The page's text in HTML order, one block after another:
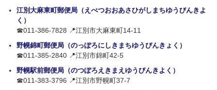
江別大麻東町郵便局（えべつおおあさひがしまちゆうびんきよ
く）
☎011-386-7828 📍江別市大麻東町14-11
野幌錦町郵便局（のっぽろにしきまちゆうびんきょく）
☎011-385-2840 📍江別市錦町42-5
野幌駅前郵便局（のつぽろえきまえゆうびんきよく）
☎011-383-3796 📍江別市野幌町37-7